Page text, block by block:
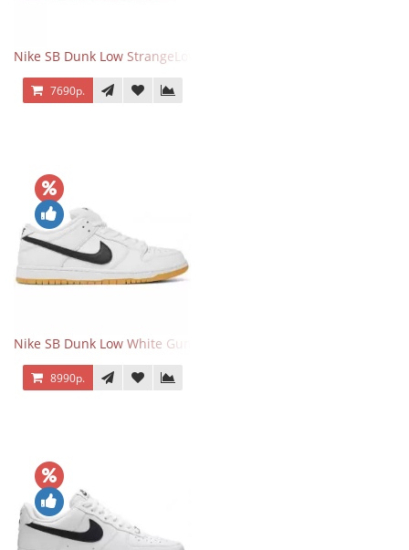
Nike SB Dunk Low StrangeLove Valentine's Day
7690р.
Nike SB Dunk Low White Gum
8990р.